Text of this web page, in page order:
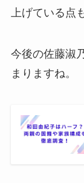
上げている点
今後の佐藤淑
まりますね。